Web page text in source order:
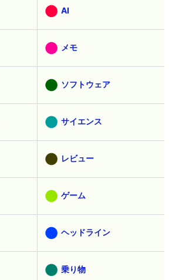
AI
メモ
ソフトウェア
サイエンス
レビュー
ゲーム
ヘッドライン
乗り物